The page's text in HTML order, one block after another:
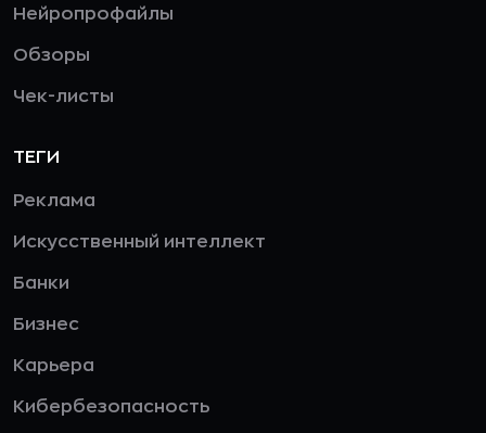
Нейропрофайлы
Обзоры
Чек-листы
ТЕГИ
Реклама
Искусственный интеллект
Банки
Бизнес
Карьера
Кибербезопасность